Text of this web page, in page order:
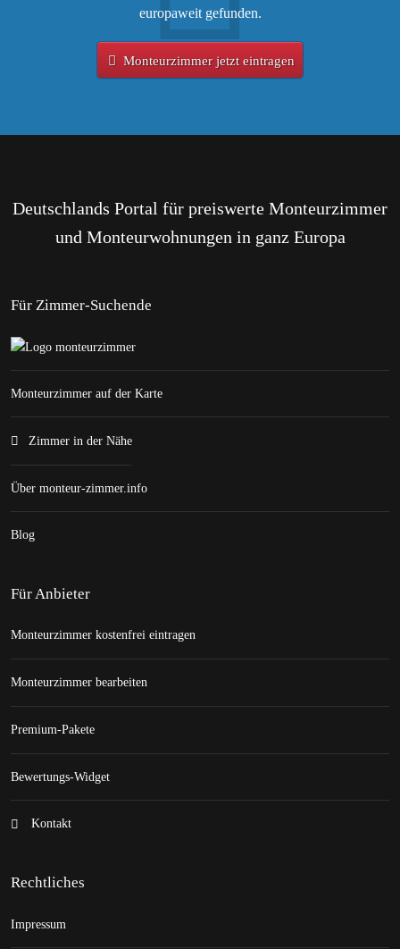
europaweit gefunden.
Monteurzimmer jetzt eintragen
Deutschlands Portal für preiswerte Monteurzimmer
und Monteurwohnungen in ganz Europa
Für Zimmer-Suchende
Monteurzimmer auf der Karte
Zimmer in der Nähe
Über monteur-zimmer.info
Blog
Für Anbieter
Monteurzimmer kostenfrei eintragen
Monteurzimmer bearbeiten
Premium-Pakete
Bewertungs-Widget
Kontakt
Rechtliches
Impressum